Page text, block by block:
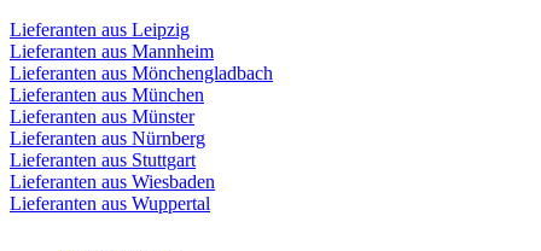
Lieferanten aus Leipzig
Lieferanten aus Mannheim
Lieferanten aus Mönchengladbach
Lieferanten aus München
Lieferanten aus Münster
Lieferanten aus Nürnberg
Lieferanten aus Stuttgart
Lieferanten aus Wiesbaden
Lieferanten aus Wuppertal